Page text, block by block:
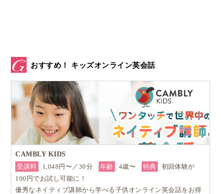
ここでは、スウェーデン第4の都市ウプサラ市の取り
組みをご紹介します。
ウプサラ市では、毎年夏休みに中学生や高校生を対象
としたサマージョブ（夏の短期アルバイト）を実施。
若者が社会経験を積みながら、自分でお金を稼ぐ力を
学び、将来の進路選択にもつながる貴重な機会となっ
ています。
おすすめ！ キッズオンライン英会話
CAMBLY KIDS
受講料
1,048円〜／30分 年齢 4歳〜 特典
初回体験が
100円でお試し可能に！
優秀なネイティブ講師から学べる子供オンライン英会話をお得